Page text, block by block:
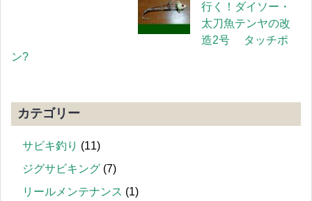
行く！ダイソー・
太刀魚テンヤの改
造2号 タッチポ
ン?
カテゴリー
サビキ釣り (11)
ジグサビキング (7)
リールメンテナンス (1)